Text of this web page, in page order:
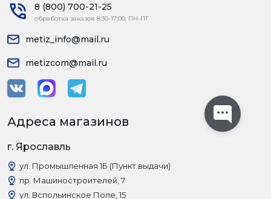
8 (800) 700-21-25
обработка заказов 8:30-17:00, ПН-ПТ
metiz_info@mail.ru
metizcom@mail.ru
Адреса магазинов
г. Ярославль
ул. Промышленная 1Б (Пункт выдачи)
пр. Машиностроителей, 7
ул. Вспольинское Поле, 15